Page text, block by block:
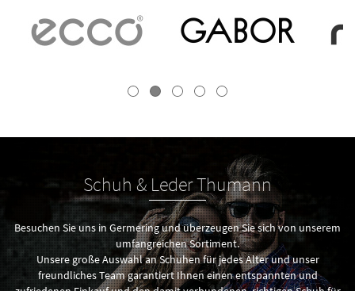
Schuh & Leder Thumann
Besuchen Sie uns in Germering und überzeugen Sie sich von unserem
umfangreichen Sortiment.
Unsere große Auswahl an Schuhen für jedes Alter und unser
freundliches Team garantiert Ihnen einen entspannten und